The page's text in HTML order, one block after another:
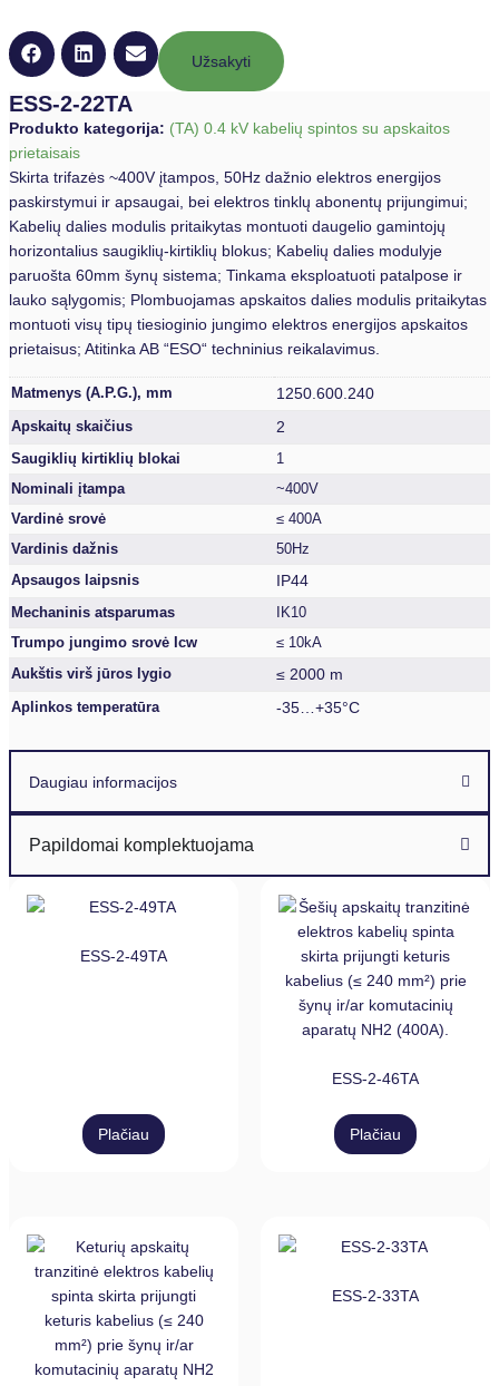
Užsakyti
ESS-2-22TA
Produkto kategorija: (TA) 0.4 kV kabelių spintos su apskaitos
prietaisais
Skirta trifazės ~400V įtampos, 50Hz dažnio elektros energijos
paskirstymui ir apsaugai, bei elektros tinklų abonentų prijungimui;
Kabelių dalies modulis pritaikytas montuoti daugelio gamintojų
horizontalius saugiklių-kirtiklių blokus; Kabelių dalies modulyje
paruošta 60mm šynų sistema; Tinkama eksploatuoti patalpose ir
lauko sąlygomis; Plombuojamas apskaitos dalies modulis pritaikytas
montuoti visų tipų tiesioginio jungimo elektros energijos apskaitos
prietaisus; Atitinka AB “ESO“ techninius reikalavimus.
Matmenys (A.P.G.), mm 1250.600.240
Apskaitų skaičius 2
Saugiklių kirtiklių blokai
1
Nominali įtampa
~400V
Vardinė srovė
≤ 400A
Vardinis dažnis
50Hz
Apsaugos laipsnis
IP44
Mechaninis atsparumas
IK10
Trumpo jungimo srovė Icw
≤ 10kA
Aukštis virš jūros lygio
≤ 2000 m
Aplinkos temperatūra -35…+35°C
Daugiau informacijos
Papildomai komplektuojama
ESS-2-49TA
Plačiau
ESS-2-46TA
Plačiau
ESS-2-33TA